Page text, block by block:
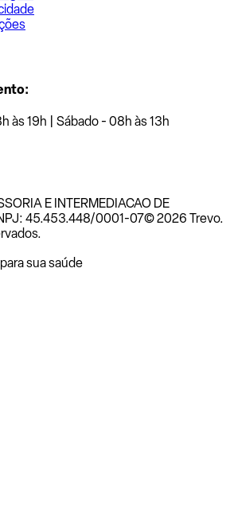
às 19h | Sábado - 08h às 13h
E INTERMEDIACAO DE
45.453.448/0001-07© 2026 Trevo.
sua saúde